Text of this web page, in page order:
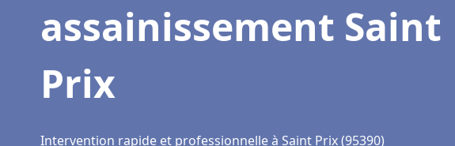
assainissement Saint
Prix
Intervention rapide et professionnelle à Saint Prix (95390)